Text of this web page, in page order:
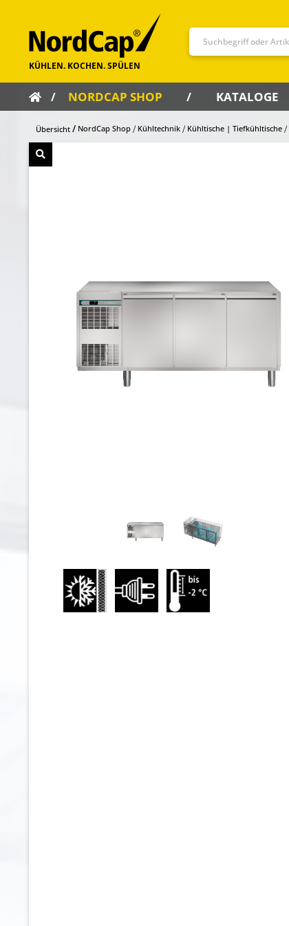
NORDCAP SHOP KATALOGE
Übersicht NordCap Shop Kühltechnik Kühltische | Tiefkühltische